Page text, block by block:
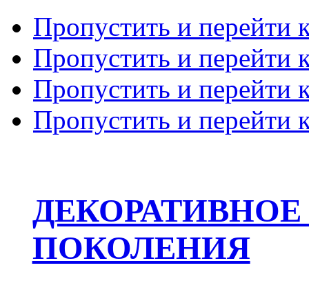
Пропустить и перейти
Пропустить и перейти
Пропустить и перейти
Пропустить и перейти
ПОКОЛЕНИЯ